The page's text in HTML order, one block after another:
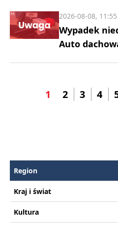
Wypadek
Auto
2026-08-08, 11:55
1 2 3 4
Region
Kraj i świat
Kultura